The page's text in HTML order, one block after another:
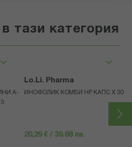
тази категория
А-
Lo.Li. Pharma
ИНОФОЛИК КОМБИ HP КАПС Х 30
20,29 € / 39.68 лв.